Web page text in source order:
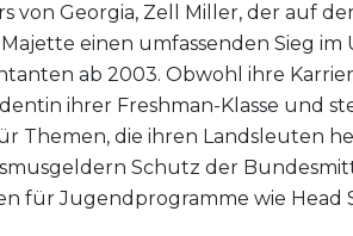
von Georgia, Zell Miller, der auf
einen umfassenden Sieg im
ab 2003. Obwohl ihre
ihrer Freshman-Klasse und
Themen, die ihren Landsleuten
Schutz der
für Jugendprogramme wie Head